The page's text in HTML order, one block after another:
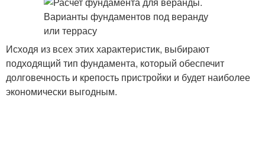
Исходя из всех этих характеристик, выбирают
подходящий тип фундамента, который обеспечит
долговечность и крепость пристройки и будет наиболее
экономически выгодным.